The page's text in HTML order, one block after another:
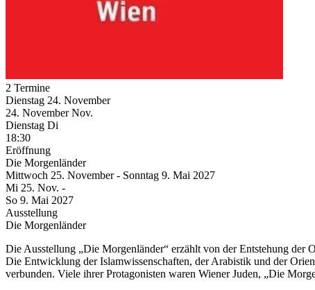
2 Termine
Dienstag 24. November
24. November Nov.
Dienstag Di
18:30
Eröffnung
Die Morgenländer
Mittwoch 25. November- Sonntag 9. Mai 2027
Mi 25. Nov. -
So 9. Mai 2027
Ausstellung
Die Morgenländer
Die Ausstellung „Die Morgenländer“ erzählt von der Entstehung der
Die Entwicklung der Islamwissenschaften, der Arabistik und der
verbunden. Viele ihrer Protagonisten waren Wiener Juden, „Die